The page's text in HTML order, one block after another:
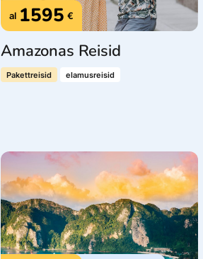
al 1595 €
Amazonas Reisid
Pakettreisid elamusreisid